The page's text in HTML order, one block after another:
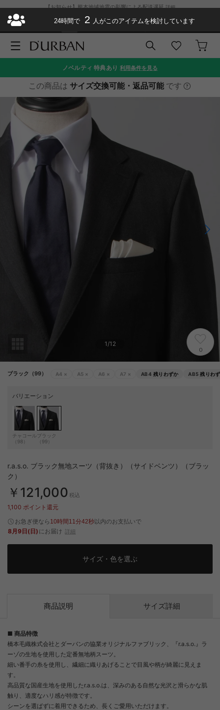
【お知らせ】熊本地域地震の影響による配送遅延詳細
ダーバン公式オンラインストアがリニューアルオープン ¥11,000以上で送料
ノベルティ特典あり 利用条件を見る
この商品は サイズ交換可能・返品可能 です
1 /12
0
ブラック（99） A4 × A5 × A6 × A7 × AB4 残りわずか AB5 残りわ
バリエーション
チャコール
（98）
ブラック
（99）
r.a.s.o. ブラック無地スーツ（背抜き）（サイドベンツ）（ブラッ
ク）
￥121,000 税込
1,100 ポイント還元
お急ぎ便なら 10時間11分41秒以内のお支払いで
8月9日(日) にお届け 詳細
サイズ・色を選ぶ
商品説明 サイズ詳細
■ 商品特徴
橋本毛織株式会社とダーバンの協業オリジナルファブリック、『r.a.s.o.』ラ
ーゾの生地を使用した定番無地柄スーツ。
細い番手の糸を使用し、繊細に織りあげることで目風や柄が綺麗に見えま
す。
高品質な国産生地を使用したr.a.s.o.は、深みのある自然な光沢と滑らかな肌
触り、適度なハリ感が特徴です。
シーンを選ばずに着用できるため、長くご愛用いただけます。
24時間で 2 人がこのアイテムを検討しています